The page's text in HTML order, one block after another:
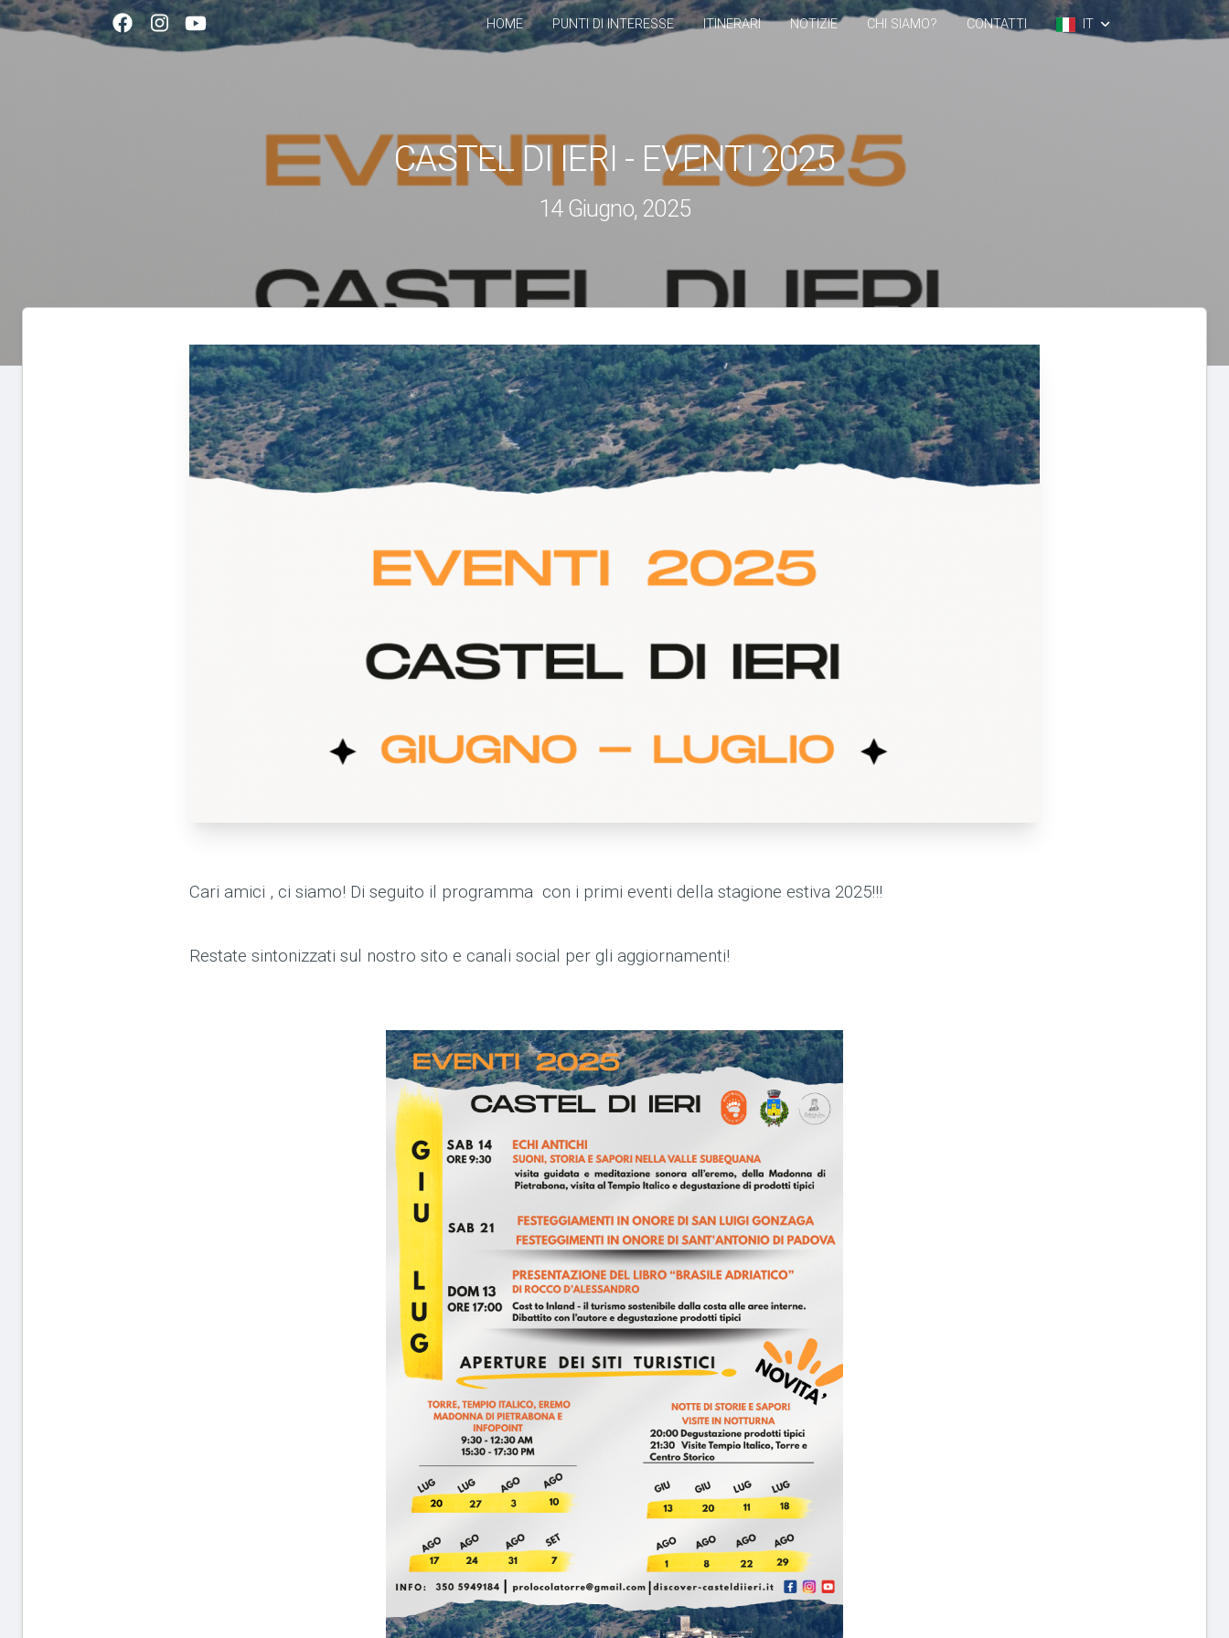
HOME PUNTI DI INTERESSE ITINERARI NOTIZIE CHI SIAMO? CONTATTI IT
CASTEL DI IERI - EVENTI 2025
14 Giugno, 2025
Cari amici , ci siamo! Di seguito il programma con i primi eventi della stagione estiva 2025!!!
Restate sintonizzati sul nostro sito e canali social per gli aggiornamenti!